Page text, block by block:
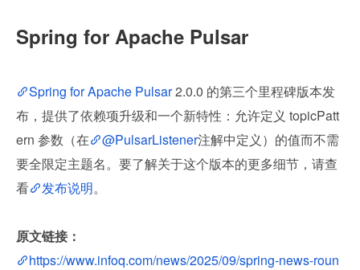
Spring for Apache Pulsar
Spring for Apache Pulsar 2.0.0 的第三个里程碑版本发
布，提供了依赖项升级和一个新特性：允许定义 topicPatt
ern 参数（在
@PulsarListener注解中定义）的值而不需
要全限定主题名。要了解关于这个版本的更多细节，请查
看
发布说明。
原文链接：
https://www.infoq.com/news/2025/09/spring-news-roun